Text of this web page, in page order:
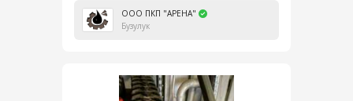
ООО ПКП "АРЕНА"
Бузулук